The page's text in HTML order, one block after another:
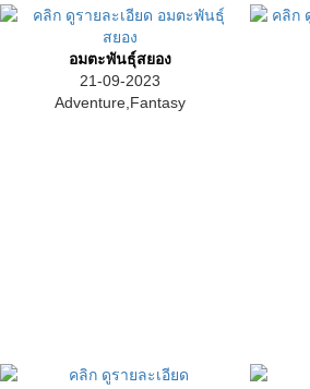
อมตะพันธุ์สยอง
21-09-2023
Adventure,Fantasy